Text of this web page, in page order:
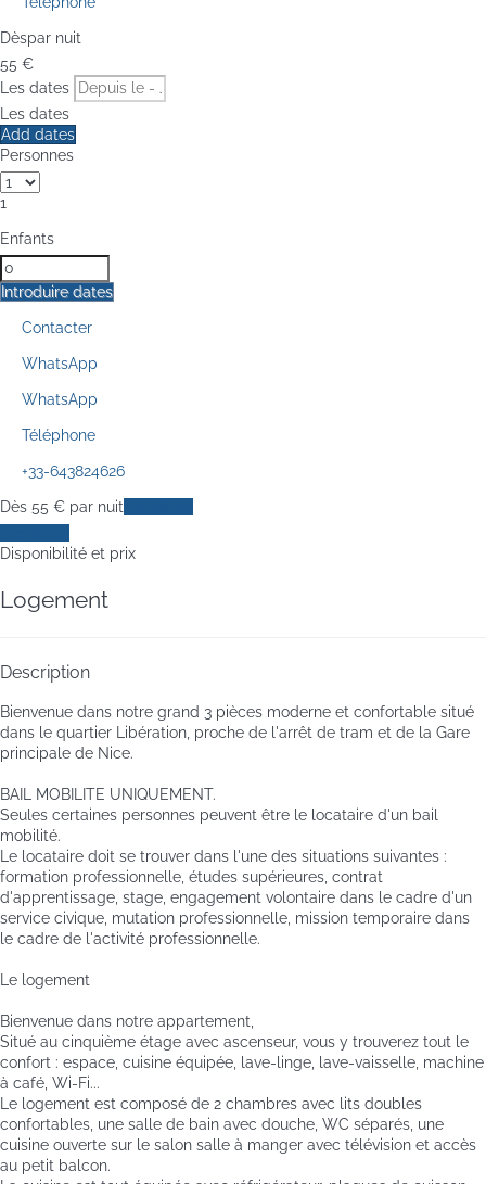
Dèspar nuit
55 €
Les dates
Les dates
Add dates
Personnes
1
Enfants
Introduire dates
Contacter
WhatsApp
WhatsApp
Téléphone
+33-643824626
Dès 55 € par nuit
Disponibilité et prix
Logement
Description
Bienvenue dans notre grand 3 pièces moderne et confortable situé
dans le quartier Libération, proche de l'arrêt de tram et de la Gare
principale de Nice.
BAIL MOBILITE UNIQUEMENT.
Seules certaines personnes peuvent être le locataire d'un bail
mobilité.
Le locataire doit se trouver dans l'une des situations suivantes :
formation professionnelle, études supérieures, contrat
d'apprentissage, stage, engagement volontaire dans le cadre d'un
service civique, mutation professionnelle, mission temporaire dans
le cadre de l'activité professionnelle.
Le logement
Bienvenue dans notre appartement,
Situé au cinquième étage avec ascenseur, vous y trouverez tout le
confort : espace, cuisine équipée, lave-linge, lave-vaisselle, machine
à café, Wi-Fi...
Le logement est composé de 2 chambres avec lits doubles
confortables, une salle de bain avec douche, WC séparés, une
cuisine ouverte sur le salon salle à manger avec télévision et accès
au petit balcon.